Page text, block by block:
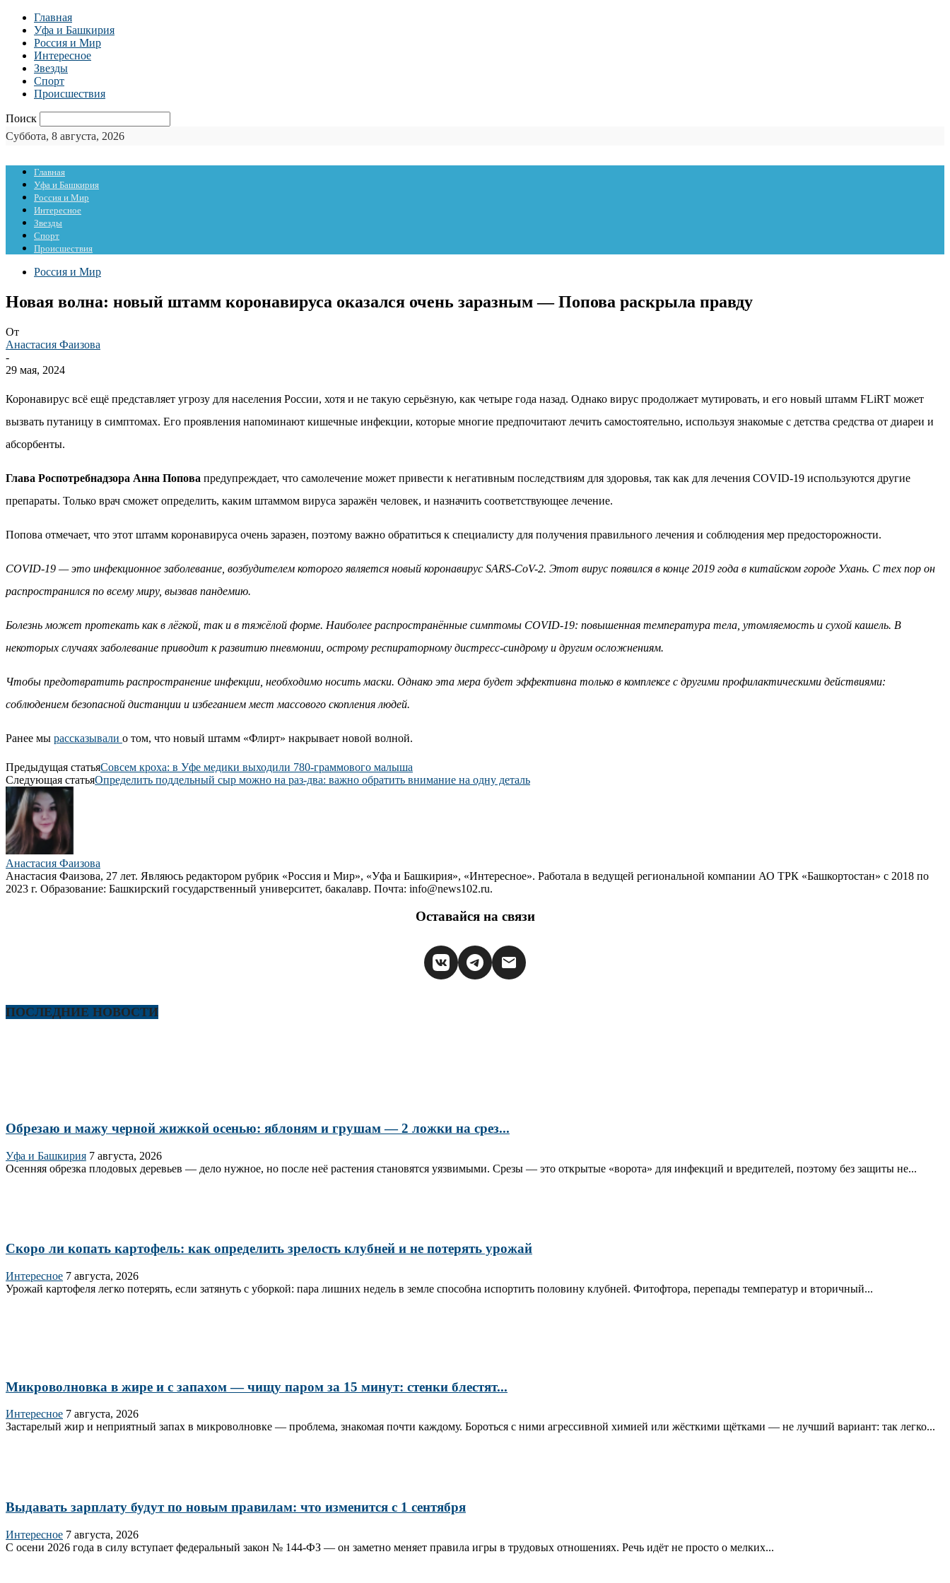
Главная
Уфа и Башкирия
Россия и Мир
Интересное
Звезды
Спорт
Происшествия
Поиск
Суббота, 8 августа, 2026
Главная
Уфа и Башкирия
Россия и Мир
Интересное
Звезды
Спорт
Происшествия
Россия и Мир
Новая волна: новый штамм коронавируса оказался очень заразным — Попова раскрыла правду
От
Анастасия Фаизова
-
29 мая, 2024
Коронавирус всё ещё представляет угрозу для населения России, хотя и не такую серьёзную, как четыре года назад. Однако вирус продолжает мутировать, и его новый штамм FLiRT может
вызвать путаницу в симптомах. Его проявления напоминают кишечные инфекции, которые многие предпочитают лечить самостоятельно, используя знакомые с детства средства от диареи и
абсорбенты.
Глава Роспотребнадзора Анна Попова предупреждает, что самолечение может привести к негативным последствиям для здоровья, так как для лечения COVID-19 используются другие
препараты. Только врач сможет определить, каким штаммом вируса заражён человек, и назначить соответствующее лечение.
Попова отмечает, что этот штамм коронавируса очень заразен, поэтому важно обратиться к специалисту для получения правильного лечения и соблюдения мер предосторожности.
COVID-19 — это инфекционное заболевание, возбудителем которого является новый коронавирус SARS-CoV-2. Этот вирус появился в конце 2019 года в китайском городе Ухань. С тех пор он
распространился по всему миру, вызвав пандемию.
Болезнь может протекать как в лёгкой, так и в тяжёлой форме. Наиболее распространённые симптомы COVID-19: повышенная температура тела, утомляемость и сухой кашель. В
некоторых случаях заболевание приводит к развитию пневмонии, острому респираторному дистресс-синдрому и другим осложнениям.
Чтобы предотвратить распространение инфекции, необходимо носить маски. Однако эта мера будет эффективна только в комплексе с другими профилактическими действиями:
соблюдением безопасной дистанции и избеганием мест массового скопления людей.
Ранее мы рассказывали о том, что новый штамм «Флирт» накрывает новой волной.
Предыдущая статьяСовсем кроха: в Уфе медики выходили 780-граммового малыша
Следующая статьяОпределить поддельный сыр можно на раз-два: важно обратить внимание на одну деталь
Анастасия Фаизова
Анастасия Фаизова, 27 лет. Являюсь редактором рубрик «Россия и Мир», «Уфа и Башкирия», «Интересное». Работала в ведущей региональной компании АО ТРК «Башкортостан» с 2018 по
2023 г. Образование: Башкирский государственный университет, бакалавр. Почта: info@news102.ru.
Оставайся на связи
ПОСЛЕДНИЕ НОВОСТИ
Обрезаю и мажу черной жижкой осенью: яблоням и грушам — 2 ложки на срез...
Уфа и Башкирия 7 августа, 2026
Осенняя обрезка плодовых деревьев — дело нужное, но после неё растения становятся уязвимыми. Срезы — это открытые «ворота» для инфекций и вредителей, поэтому без защиты не...
Скоро ли копать картофель: как определить зрелость клубней и не потерять урожай
Интересное 7 августа, 2026
Урожай картофеля легко потерять, если затянуть с уборкой: пара лишних недель в земле способна испортить половину клубней. Фитофтора, перепады температур и вторичный...
Микроволновка в жире и с запахом — чищу паром за 15 минут: стенки блестят...
Интересное 7 августа, 2026
Застарелый жир и неприятный запах в микроволновке — проблема, знакомая почти каждому. Бороться с ними агрессивной химией или жёсткими щётками — не лучший вариант: так легко...
Выдавать зарплату будут по новым правилам: что изменится с 1 сентября
Интересное 7 августа, 2026
С осени 2026 года в силу вступает федеральный закон № 144‑ФЗ — он заметно меняет правила игры в трудовых отношениях. Речь идёт не просто о мелких...